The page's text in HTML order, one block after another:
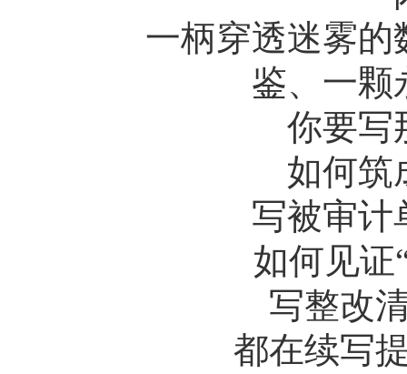
一柄穿透迷雾的
鉴、一颗
你要写那
如何筑成
写被审计单
如何见证“
写整改清
都在续写提